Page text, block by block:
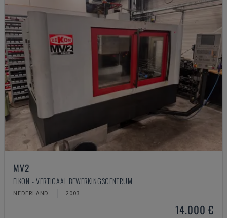
MV2
EIKON - VERTICAAL BEWERKINGSCENTRUM
NEDERLAND 2003
14.000 €